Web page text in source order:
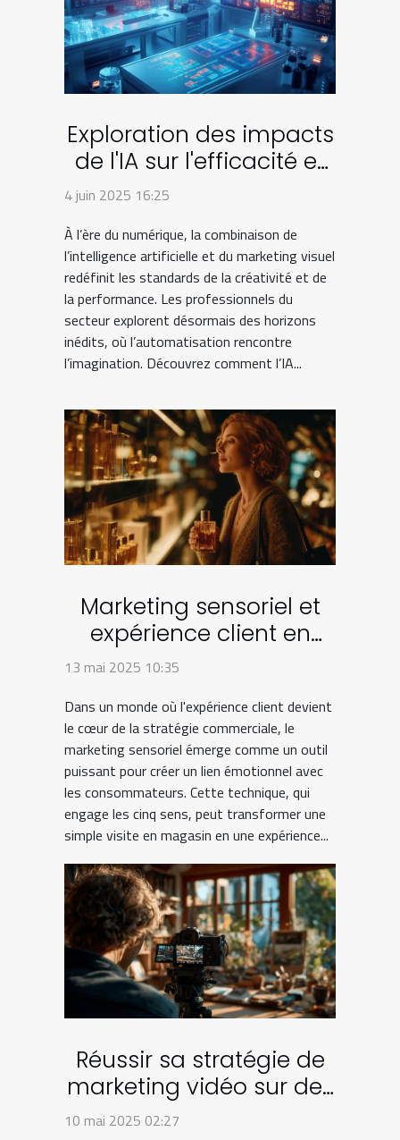
Exploration des impacts
de l'IA sur l'efficacité et
la créativité dans le
4 juin 2025 16:25
À l’ère du numérique, la combinaison de
l’intelligence artificielle et du marketing visuel
redéfinit les standards de la créativité et de
la performance. Les professionnels du
secteur explorent désormais des horizons
inédits, où l’automatisation rencontre
l’imagination. Découvrez comment l’IA...
Marketing sensoriel et
expérience client en
boutique Comment
13 mai 2025 10:35
Dans un monde où l'expérience client devient
le cœur de la stratégie commerciale, le
marketing sensoriel émerge comme un outil
puissant pour créer un lien émotionnel avec
les consommateurs. Cette technique, qui
engage les cinq sens, peut transformer une
simple visite en magasin en une expérience...
Réussir sa stratégie de
marketing vidéo sur des
plateformes
10 mai 2025 02:27